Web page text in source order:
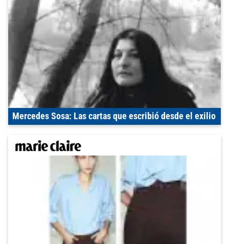
Mercedes Sosa: Las cartas que escribió desde el exilio